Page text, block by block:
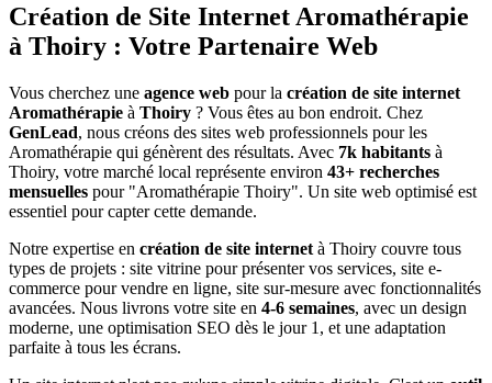
Création de Site Internet Aromathérapie
à Thoiry : Votre Partenaire Web
Vous cherchez une agence web pour la création de site internet
Aromathérapie à Thoiry ? Vous êtes au bon endroit. Chez
GenLead, nous créons des sites web professionnels pour les
Aromathérapie qui génèrent des résultats. Avec 7k habitants à
Thoiry, votre marché local représente environ 43+ recherches
mensuelles pour "Aromathérapie Thoiry". Un site web optimisé est
essentiel pour capter cette demande.
Notre expertise en création de site internet à Thoiry couvre tous
types de projets : site vitrine pour présenter vos services, site e-
commerce pour vendre en ligne, site sur-mesure avec fonctionnalités
avancées. Nous livrons votre site en 4-6 semaines, avec un design
moderne, une optimisation SEO dès le jour 1, et une adaptation
parfaite à tous les écrans.